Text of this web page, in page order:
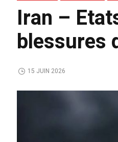
Iran –
blessures
15 JUIN 2026